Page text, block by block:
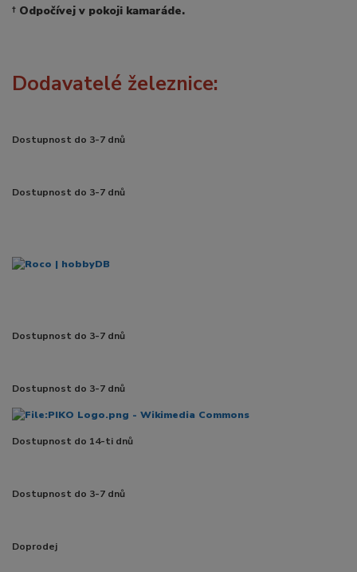
† Odpočívej v pokoji kamaráde.
Dodavatelé železnice:
Dostupnost do 3-7 dnů
Dostupnost do 3-7 dnů
Dostupnost do 3-7 dnů
Dostupnost do 3-7 dnů
Dostupnost do 14-ti dnů
Dostupnost do 3-7 dnů
Doprodej